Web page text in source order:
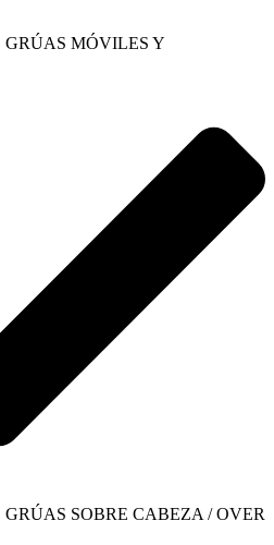
MÓVILES Y
SOBRE CABEZA / OVER